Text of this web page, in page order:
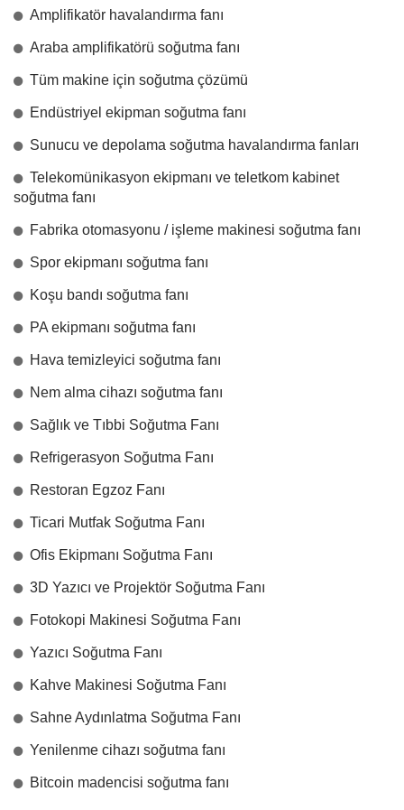
Amplifikatör havalandırma fanı
Araba amplifikatörü soğutma fanı
Tüm makine için soğutma çözümü
Endüstriyel ekipman soğutma fanı
Sunucu ve depolama soğutma havalandırma fanları
Telekomünikasyon ekipmanı ve teletkom kabinet
soğutma fanı
Fabrika otomasyonu / işleme makinesi soğutma fanı
Spor ekipmanı soğutma fanı
Koşu bandı soğutma fanı
PA ekipmanı soğutma fanı
Hava temizleyici soğutma fanı
Nem alma cihazı soğutma fanı
Sağlık ve Tıbbi Soğutma Fanı
Refrigerasyon Soğutma Fanı
Restoran Egzoz Fanı
Ticari Mutfak Soğutma Fanı
Ofis Ekipmanı Soğutma Fanı
3D Yazıcı ve Projektör Soğutma Fanı
Fotokopi Makinesi Soğutma Fanı
Yazıcı Soğutma Fanı
Kahve Makinesi Soğutma Fanı
Sahne Aydınlatma Soğutma Fanı
Yenilenme cihazı soğutma fanı
Bitcoin madencisi soğutma fanı